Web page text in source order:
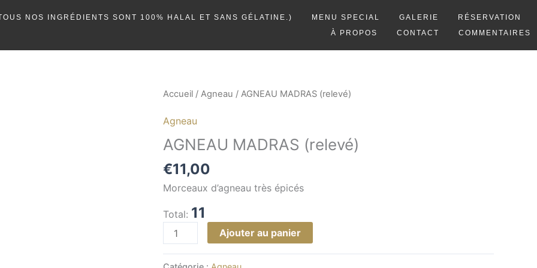
NOS INGRÉDIENTS SONT 100% HALAL ET SANS GÉLATINE.) MENU SPECIAL GALERIE
RÉSERVATION
À PROPOS
CONTACT COMMENTAIRES
Accueil / Agneau / AGNEAU MADRAS (relevé)
Agneau
AGNEAU MADRAS (relevé)
€11,00
Morceaux d’agneau très épicés
Total: 11
quantité
AGNEAU
MADRAS
Ajouter au panier